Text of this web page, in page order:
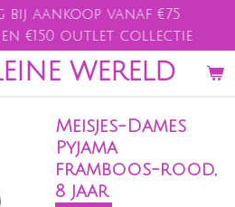
WERELD
aankoop vanaf €75
€150 outlet collectie
Meisjes-Dames
Pyjama
framboos-rood,
8 jaar